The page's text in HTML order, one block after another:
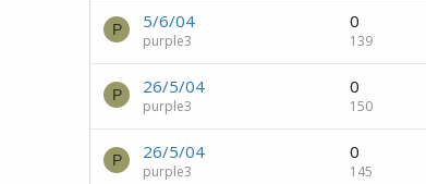
0
139
5/6/04
purple3
P
0
150
26/5/04
purple3
P
0
145
26/5/04
purple3
P